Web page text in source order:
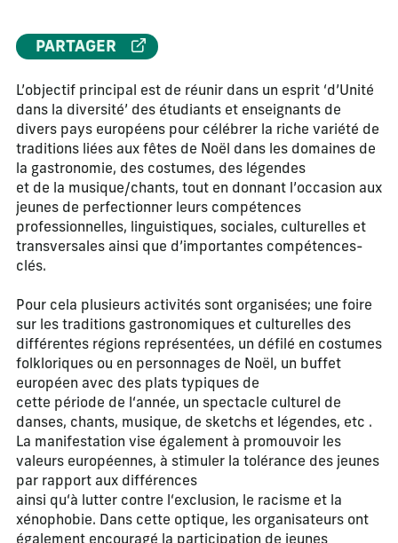
L’objectif principal est de réunir dans un esprit ‘d’Unité
dans la diversité’ des étudiants et enseignants de
divers pays européens pour célébrer la riche variété de
traditions liées aux fêtes de Noël dans les domaines de
la gastronomie, des costumes, des légendes
et de la musique/chants, tout en donnant l’occasion aux
jeunes de perfectionner leurs compétences
professionnelles, linguistiques, sociales, culturelles et
transversales ainsi que d’importantes compétences-
clés.
Pour cela plusieurs activités sont organisées; une foire
sur les traditions gastronomiques et culturelles des
différentes régions représentées, un défilé en costumes
folkloriques ou en personnages de Noël, un buffet
européen avec des plats typiques de
cette période de l‘année, un spectacle culturel de
danses, chants, musique, de sketchs et légendes, etc .
La manifestation vise également à promouvoir les
valeurs européennes, à stimuler la tolérance des jeunes
par rapport aux différences
ainsi qu‘à lutter contre l‘exclusion, le racisme et la
xénophobie. Dans cette optique, les organisateurs ont
PARTAGER